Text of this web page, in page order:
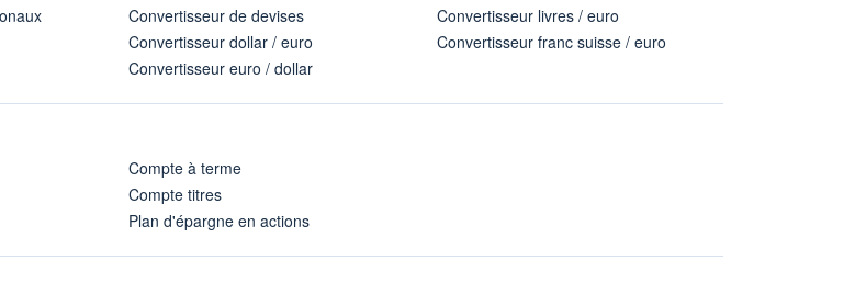
Convertisseur de devises
Convertisseur dollar / euro
Convertisseur euro / dollar
Convertisseur livres / euro
Convertisseur franc suisse / euro
Compte à terme
Compte titres
Plan d'épargne en actions